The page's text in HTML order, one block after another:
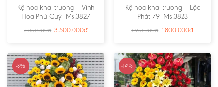
Kệ hoa khai trương – Vinh
Hoa Phú Quý- Ms:3827
3.851.000₫ 3.500.000₫
Kệ hoa khai trương – Lộc
Phát 79- Ms:3823
1.951.000₫ 1.800.000₫
-8% -14%